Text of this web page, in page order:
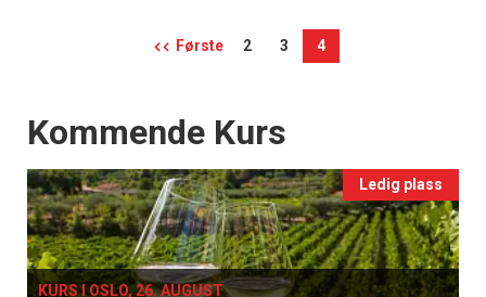
Første 2 3 4
Events
Kommende Kurs
Ledig plass
KURS I OSLO, 26. AUGUST